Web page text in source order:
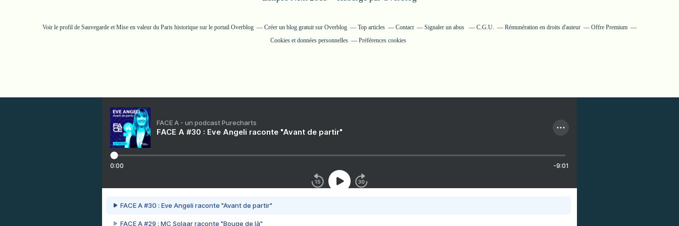
Voir le profil de Sauvegarde et Mise en valeur du Paris historique sur le portail Overblog Créer un blog gratuit sur Overblog Top articles Contact Signaler un abus C.G.U. Rémunération en droits d'auteur
Offre Premium
Cookies et données personnelles
Préférences cookies
FACE A - un podcast Purecharts
FACE A #30 : Eve Angeli raconte "Avant de partir"
0:00 -9:01
FACE A #30 : Eve Angeli raconte "Avant de partir"
FACE A #29 : MC Solaar raconte "Bouge de là"